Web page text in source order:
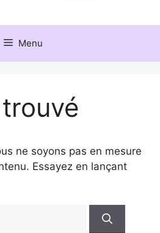
Menu
ne soyons pas en mesure
Essayez en lançant